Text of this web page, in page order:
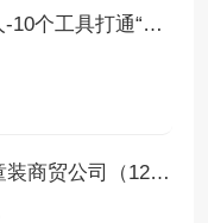
AI赋能财务人-10个工具打通“做账-报税-分析-报告"全链条
北京杰丽尔童装商贸公司（12月份）手工全盘账